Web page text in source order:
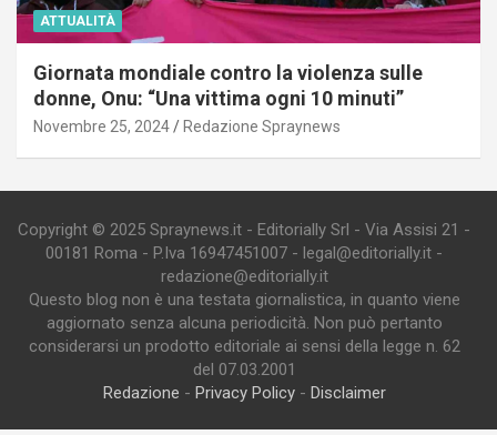
ATTUALITÀ
Giornata mondiale contro la violenza sulle
donne, Onu: “Una vittima ogni 10 minuti”
Novembre 25, 2024 Redazione Spraynews
Copyright © 2025 Spraynews.it - Editorially Srl - Via Assisi 21 -
00181 Roma - P.Iva 16947451007 - legal@editorially.it -
redazione@editorially.it
Questo blog non è una testata giornalistica, in quanto viene
aggiornato senza alcuna periodicità. Non può pertanto
considerarsi un prodotto editoriale ai sensi della legge n. 62
del 07.03.2001
Redazione - Privacy Policy- Disclaimer